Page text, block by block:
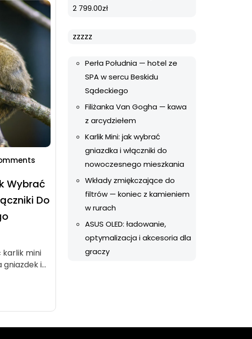
Wybrać
Do
mini
gniazdek i…
2 799.00zł
zzzzz
Perła Południa — hotel ze
SPA w sercu Beskidu
Sądeckiego
Filiżanka Van Gogha — kawa
z arcydziełem
Karlik Mini: jak wybrać
gniazdka i włączniki do
nowoczesnego mieszkania
Wkłady zmiękczające do
filtrów — koniec z kamieniem
w rurach
ASUS OLED: ładowanie,
optymalizacja i akcesoria dla
graczy